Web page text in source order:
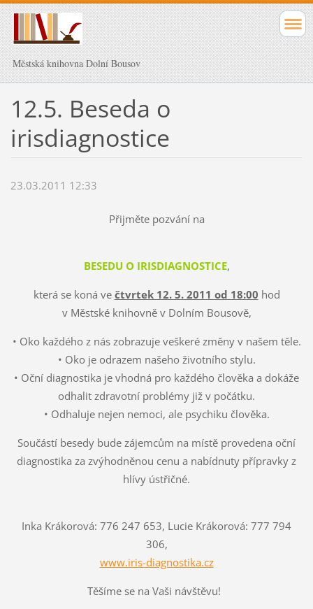
Městská knihovna Dolní Bousov
12.5. Beseda o
irisdiagnostice
23.03.2011 12:33
Přijměte pozvání na
BESEDU O IRISDIAGNOSTICE,
která se koná ve čtvrtek 12. 5. 2011 od 18:00 hod
v Městské knihovně v Dolním Bousově,
• Oko každého z nás zobrazuje veškeré změny v našem těle.
• Oko je odrazem našeho životního stylu.
• Oční diagnostika je vhodná pro každého člověka a dokáže
odhalit zdravotní problémy již v počátku.
• Odhaluje nejen nemoci, ale psychiku člověka.
Součástí besedy bude zájemcům na místě provedena oční
diagnostika za zvýhodněnou cenu a nabídnuty přípravky z
hlívy ústřičné.
Inka Krákorová: 776 247 653, Lucie Krákorová: 777 794
306,
www.iris-diagnostika.cz
Těšíme se na Vaši návštěvu!